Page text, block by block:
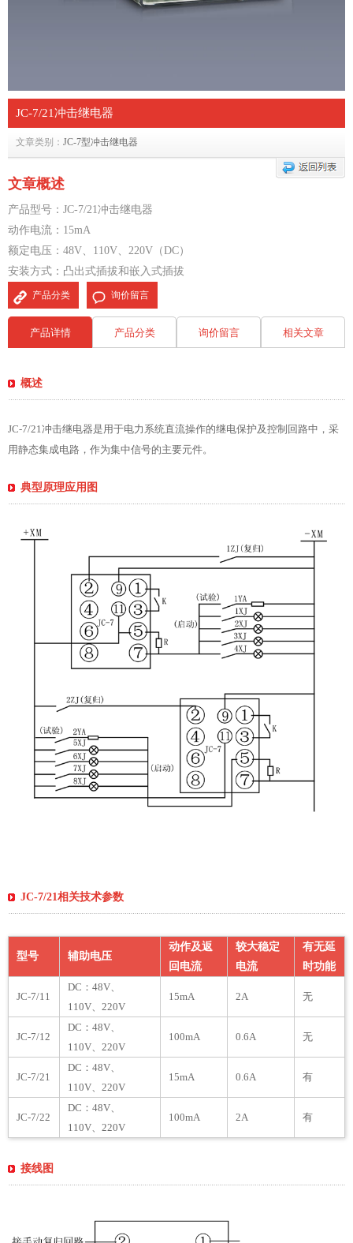
JC-7/21冲击继电器
文章类别： JC-7型冲击继电器
文章概述
产品型号：JC-7/21冲击继电器
动作电流：15mA
额定电压：48V、110V、220V（DC）
安装方式：凸出式插拔和嵌入式插拔
产品分类 询价留言
产品详情 产品分类 询价留言 相关文章
概述
JC-7/21冲击继电器是用于电力系统直流操作的继电保护及控制回路中，采
用静态集成电路，作为集中信号的主要元件。
典型原理应用图
JC-7/21相关技术参数
型号 辅助电压
动作及返
回电流
较大稳定
电流
有无延
时功能
JC-7/11
DC：48V、
110V、220V
15mA 2A 无
JC-7/12
DC：48V、
110V、220V
100mA 0.6A 无
JC-7/21
DC：48V、
110V、220V
15mA 0.6A 有
JC-7/22
DC：48V、
110V、220V
100mA 2A 有
接线图